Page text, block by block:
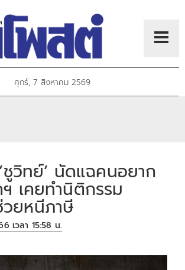
ศุกร์, 7 สิงหาคม 2569
ชูวิทย์’ นัดแฉคนอยาก
เคยทำนิติกรรม
ยหนีภาษี
เวลา 15:58 น.